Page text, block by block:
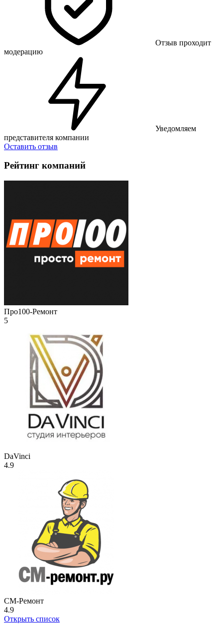
Отзыв проходит
модерацию
Уведомляем
представителя компании
Оставить отзыв
Рейтинг компаний
Про100-Ремонт
5
DaVinci
4.9
СМ-Ремонт
4.9
Открыть список